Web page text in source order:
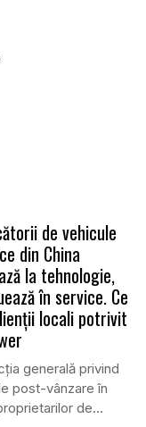
de vehicule
din China
la tehnologie,
în service. Ce
locali potrivit
generală privind
post-vânzare în
de